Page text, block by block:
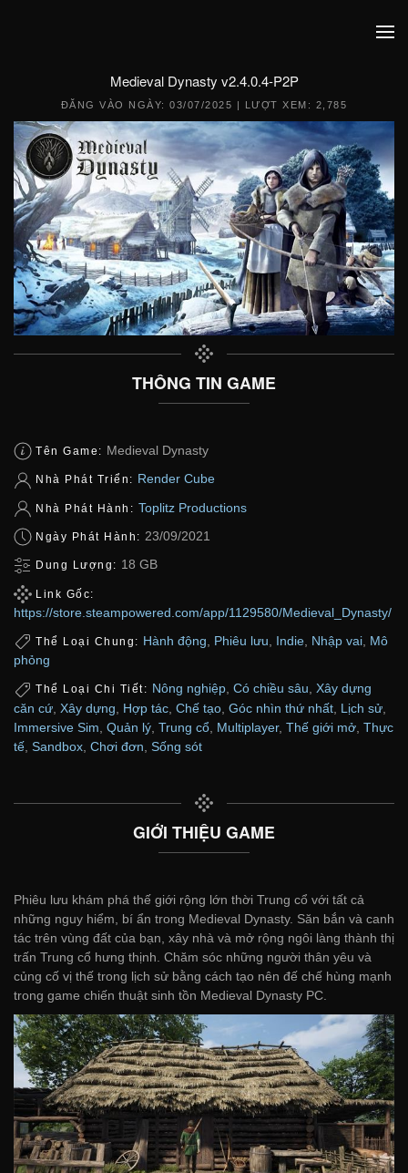
Medieval Dynasty v2.4.0.4-P2P
ĐĂNG VÀO NGÀY:03/07/2025 | LƯỢT XEM: 2,785
THÔNG TIN GAME
Tên Game: Medieval Dynasty
Nhà Phát Triển: Render Cube
Nhà Phát Hành: Toplitz Productions
Ngày Phát Hành: 23/09/2021
Dung Lượng: 18 GB
Link Gốc:
https://store.steampowered.com/app/1129580/Medieval_Dynasty/
Thể Loại Chung: Hành động Phiêu lưu Indie Nhập vai Mô
phỏng
Thể Loại Chi Tiết: Nông nghiệp, Có chiều sâu, Xây dựng
căn cứ Xây dựng Hợp tác Chế tạo Góc nhìn thứ nhất Lịch sử
Immersive Sim Quản lý Trung cổ Multiplayer, Thế giới mở Thực
tế Sandbox Chơi đơn Sống sót
GIỚI THIỆU GAME
Phiêu lưu khám phá thế giới rộng lớn thời Trung cổ với tất cả
những nguy hiểm, bí ẩn trong Medieval Dynasty. Săn bắn và canh
tác trên vùng đất của bạn, xây nhà và mở rộng ngôi làng thành thị
trấn Trung cổ hưng thịnh. Chăm sóc những người thân yêu và
củng cố vị thế trong lịch sử bằng cách tạo nên đế chế hùng mạnh
trong game chiến thuật sinh tồn Medieval Dynasty PC.